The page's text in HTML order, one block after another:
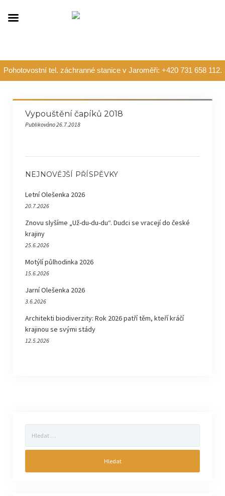
Pohotovostní tel. záchranné stanice v Jaroměři: +420 731 658 112.
Vypouštění čapíků 2018
Publikováno 26.7.2018
NEJNOVĚJŠÍ PŘÍSPĚVKY
Letní Olešenka 2026
20.7.2026
Znovu slyšíme „Už-du-du-du“. Dudci se vracejí do české
krajiny
25.6.2026
Motýlí půlhodinka 2026
15.6.2026
Jarní Olešenka 2026
3.6.2026
Architekti biodiverzity: Rok 2026 patří těm, kteří kráčí
krajinou se svými stády
12.5.2026